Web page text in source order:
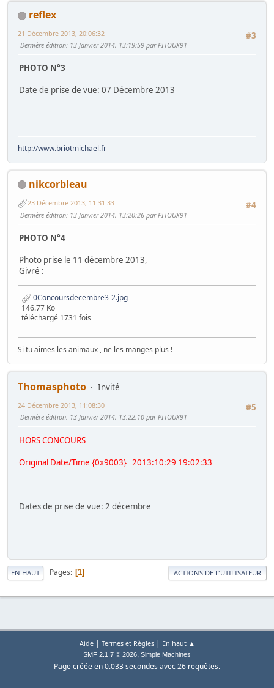
reflex
#3
21 Décembre 2013, 20:06:32
Dernière édition: 13 Janvier 2014, 13:19:59 par PITOUX91
PHOTO N°3
Date de prise de vue: 07 Décembre 2013
http://www.briotmichael.fr
nikcorbleau
#4
23 Décembre 2013, 11:31:33
Dernière édition: 13 Janvier 2014, 13:20:26 par PITOUX91
PHOTO N°4
Photo prise le 11 décembre 2013,
Givré :
0Concoursdecembre3-2.jpg
146.77 Ko
téléchargé 1731 fois
Si tu aimes les animaux , ne les manges plus !
Thomasphoto
Invité
#5
24 Décembre 2013, 11:08:30
Dernière édition: 13 Janvier 2014, 13:22:10 par PITOUX91
HORS CONCOURS
Original Date/Time {0x9003} 2013:10:29 19:02:33
Dates de prise de vue: 2 décembre
EN HAUT Pages 1 ACTIONS DE L'UTILISATEUR
Aide| Termes et Règles| En haut ▲
SMF 2.1.7 © 2026, Simple Machines
Page créée en 0.033 secondes avec 26 requêtes.